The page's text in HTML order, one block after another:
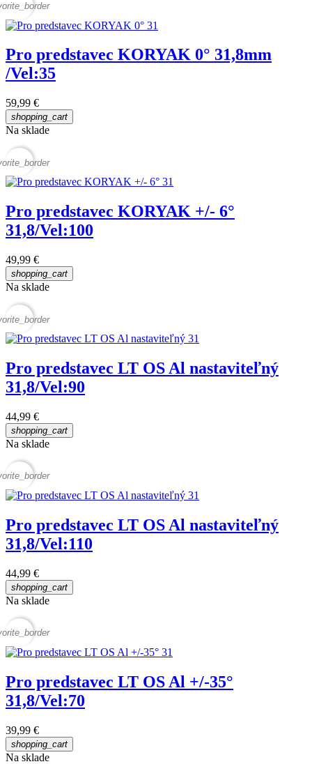
Pro predstavec KORYAK 0° 31,8mm
/Vel:35
59,99 €
shopping_cart
Na sklade
Pro predstavec KORYAK +/- 6°
31,8/Vel:100
49,99 €
shopping_cart
Na sklade
Pro predstavec LT OS Al nastaviteľný
31,8/Vel:90
44,99 €
shopping_cart
Na sklade
Pro predstavec LT OS Al nastaviteľný
31,8/Vel:110
44,99 €
shopping_cart
Na sklade
Pro predstavec LT OS Al +/-35°
31,8/Vel:70
39,99 €
shopping_cart
Na sklade